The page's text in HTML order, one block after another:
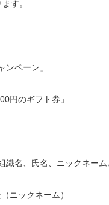
す。
ペーン」
円のギフト券」
名、氏名、ニックネーム
ニックネーム）